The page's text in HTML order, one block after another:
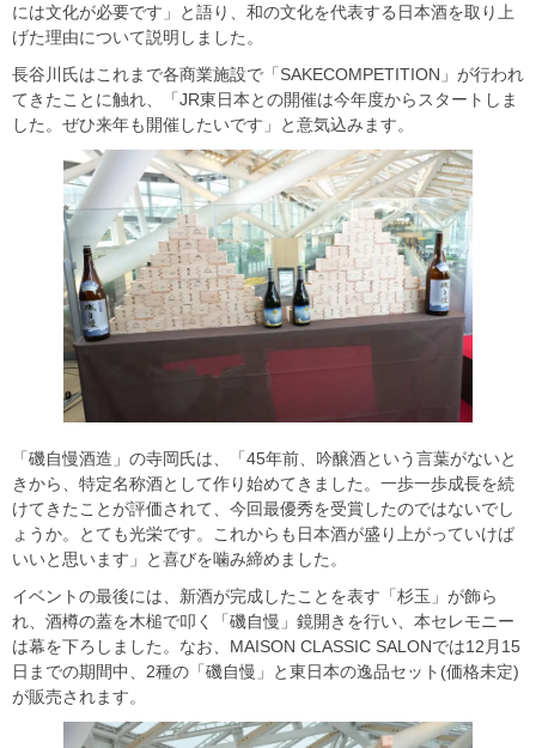
には文化が必要です」と語り、和の文化を代表する日本酒を取り上
げた理由について説明しました。
長谷川氏はこれまで各商業施設で「SAKECOMPETITION」が行われ
てきたことに触れ、「JR東日本との開催は今年度からスタートしま
した。ぜひ来年も開催したいです」と意気込みます。
「磯自慢酒造」の寺岡氏は、「45年前、吟醸酒という言葉がないと
きから、特定名称酒として作り始めてきました。一歩一歩成長を続
けてきたことが評価されて、今回最優秀を受賞したのではないでし
ょうか。とても光栄です。これからも日本酒が盛り上がっていけば
いいと思います」と喜びを噛み締めました。
イベントの最後には、新酒が完成したことを表す「杉玉」が飾ら
れ、酒樽の蓋を木槌で叩く「磯自慢」鏡開きを行い、本セレモニー
は幕を下ろしました。なお、MAISON CLASSIC SALONでは12月15
日までの期間中、2種の「磯自慢」と東日本の逸品セット(価格未定)
が販売されます。